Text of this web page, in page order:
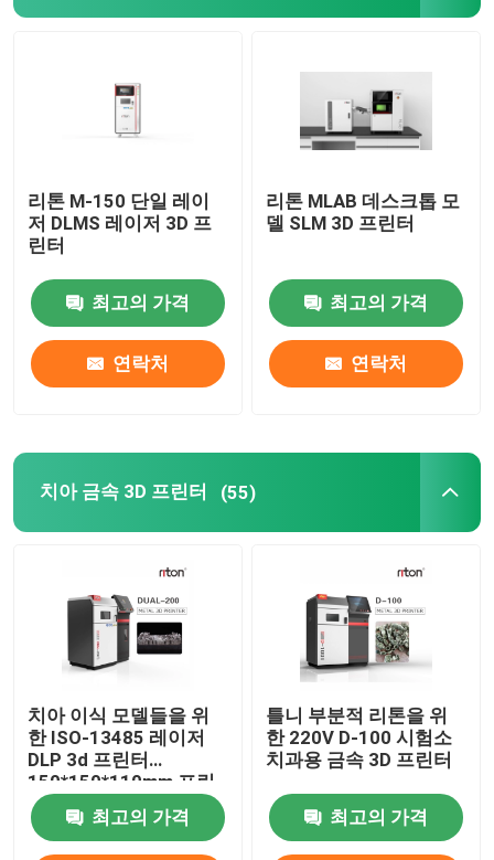
DLMS 3D 프린터
LCD 3D 프린터
감광성 수지
3D 프린터 금속 분말
의학 3D 프린터
dlp 3d 프린터
레이저 소결기
자동차 3D 프린터
리톤 M-150 단일 레이
저 DLMS 레이저 3D 프
린터
최고의 가격
연락처
리톤 MLAB 데스크톱 모
델 SLM 3D 프린터
최고의 가격
연락처
치아 금속 3D 프린터 (55)
치아 이식 모델들을 위
한 ISO-13485 레이저
DLP 3d 프린터
150*150*110mm 프린
팅 사이즈
최고의 가격
틀니 부분적 리톤을 위
한 220V D-100 시험소
치과용 금속 3D 프린터
최고의 가격